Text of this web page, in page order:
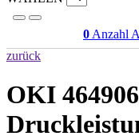
0 Anzahl
zurück
OKI